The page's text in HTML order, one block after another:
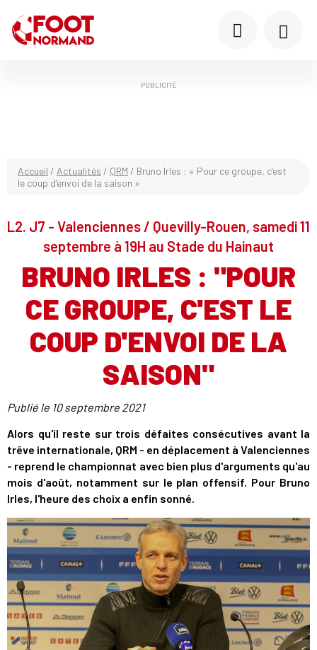
PUBLICITÉ
Accueil / Actualités / QRM / Bruno Irles : « Pour ce groupe, c’est
le coup d’envoi de la saison »
L2. J7 - Valenciennes / Quevilly-Rouen, samedi 11
septembre à 19H au Stade du Hainaut
BRUNO IRLES : "POUR
CE GROUPE, C'EST LE
COUP D'ENVOI DE LA
SAISON"
Publié le 10 septembre 2021
Alors qu'il reste sur trois défaites consécutives avant la
trêve internationale, QRM - en déplacement à Valenciennes
- reprend le championnat avec bien plus d'arguments qu'au
mois d'août, notamment sur le plan offensif. Pour Bruno
Irles, l'heure des choix a enfin sonné.